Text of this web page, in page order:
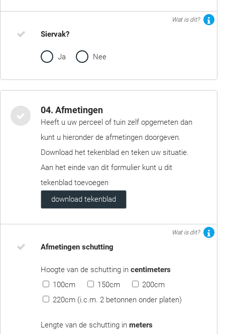
Wat is dit?
Siervak?
Ja Nee
04. Afmetingen
Heeft u uw perceel of tuin zelf opgemeten dan
kunt u hieronder de afmetingen doorgeven.
Download het tekenblad en teken uw situatie.
Aan het einde van dit formulier kunt u dit
tekenblad toevoegen
download tekenblad
Wat is dit?
Afmetingen schutting
Hoogte van de schutting in centimeters
100cm
150cm
200cm
220cm (i.c.m. 2 betonnen onder platen)
Lengte van de schutting in meters